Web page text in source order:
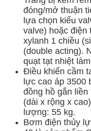
đóng/mở thuận
lựa chọn kiểu
valve) hoặc điện
xylanh 1 chiều
(double acting).
quạt tạt nhiệt
Điều khiển cầm
lực cao áp 3500
đồng hồ gắn
(dài x rộng x
lượng: 55 kg.
Bơm điện thủy